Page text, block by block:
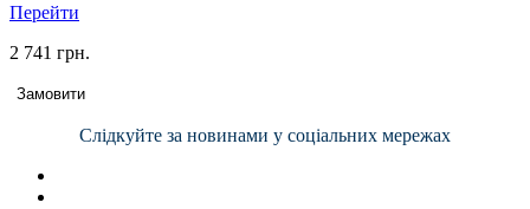
Перейти
2 741 грн.
Замовити
Слідкуйте за новинами у соціальних мережах